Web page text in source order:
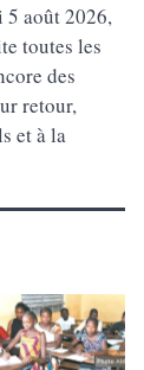
août 2026,
toutes les
des
retour,
et à la